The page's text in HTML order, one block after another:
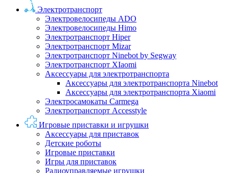
Электротранспорт
Электровелосипеды ADO
Электровелосипеды Himo
Электротранспорт Hiper
Электротранспорт Mizar
Электротранспорт Ninebot by Segway
Электротранспорт XIaomi
Аксессуары для электротранспорта
Аксессуары для электротранспорта Ninebot
Аксессуары для электротранспорта Xiaomi
Электросамокаты Carmega
Электротранспорт Accesstyle
Игровые приставки и игрушки
Аксессуары для приставок
Детские роботы
Игровые приставки
Игры для приставок
Радиоуправляемые игрушки